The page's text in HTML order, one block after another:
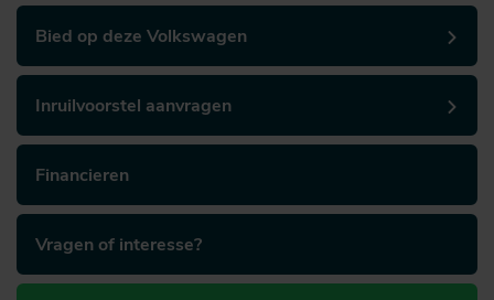
Bied op deze Volkswagen
Inruilvoorstel aanvragen
Financieren
Vragen of interesse?